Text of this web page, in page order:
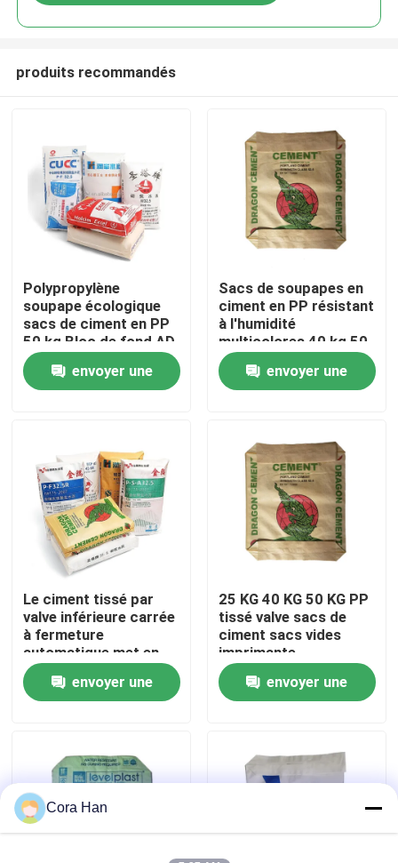
Maison
Au sujet de nous
Visite d'usine
Contrôle de qualité
Contactez-nous
Nouvelles
Sacs de empaquetage de ciment
produits recommandés
Polypropylène
soupape écologique
sacs de ciment en PP
50 kg Bloc de fond AD
STAR emballage
envoyer une
Sacs de soupapes en
ciment en PP résistant
à l'humidité
multicolores 40 kg 50
kg
envoyer une
Le ciment tissé par
valve inférieure carrée
à fermeture
automatique met en
sac 20 kilogrammes
25 kilogrammes 40
kilogrammes 50
envoyer une
25 KG 40 KG 50 KG PP
tissé valve sacs de
ciment sacs vides
imprimante
industrielle
envoyer une
Cora Han